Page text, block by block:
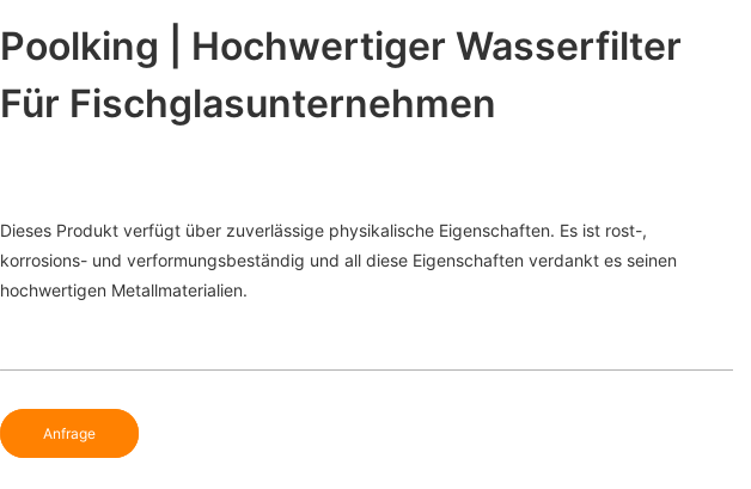
Poolking | Hochwertiger Wasserfilter
Für Fischglasunternehmen
Dieses Produkt verfügt über zuverlässige physikalische Eigenschaften. Es ist rost-,
korrosions- und verformungsbeständig und all diese Eigenschaften verdankt es seinen
hochwertigen Metallmaterialien.
Anfrage